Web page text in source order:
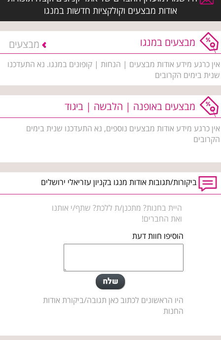
אודות מבצעים וקולקציות חדשות במנגו
מבצעים במנגו מבצעים
אין כרגע מידע אודות מבצעים | הנחות | קופונים במנגו. נא התעדכנו
שנית בימים הקרובים
מבצעים באופנה | הלבשה | ביגוד
אין כרגע מידע אודות מבצעים נוספים, נא התעדכנו שנית בימים
הקרובים
ביקורות/תגובות אודות מנגו בקניון עזריאלי ירושלים
היית בחנות? מתכנן/ת ללכת? שתף/י אותנו
ואת החברים!
הוסיפו חוות דעת
היו הראשונים לכתוב כאן תגובה/ביקורת אודות
החנות